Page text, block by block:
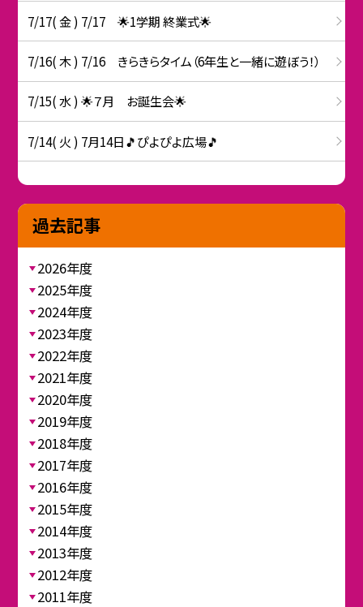
7/17( 金 ) 7/17 🌟1学期 終業式🌟
7/16( 木 ) 7/16 きらきらタイム（6年生と一緒に遊ぼう！）
7/15( 水 ) 🌟７月 お誕生会🌟
7/14( 火 ) 7月14日🎵ぴよぴよ広場🎵
過去記事
2026年度
2025年度
2024年度
2023年度
2022年度
2021年度
2020年度
2019年度
2018年度
2017年度
2016年度
2015年度
2014年度
2013年度
2012年度
2011年度